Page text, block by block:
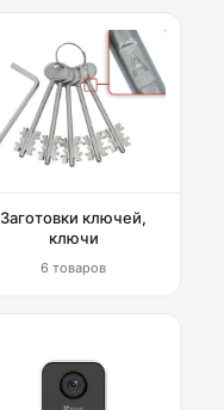
Заготовки ключей,
ключи
6 товаров